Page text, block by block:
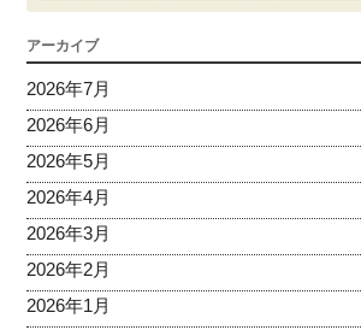
アーカイブ
2026年7月
2026年6月
2026年5月
2026年4月
2026年3月
2026年2月
2026年1月